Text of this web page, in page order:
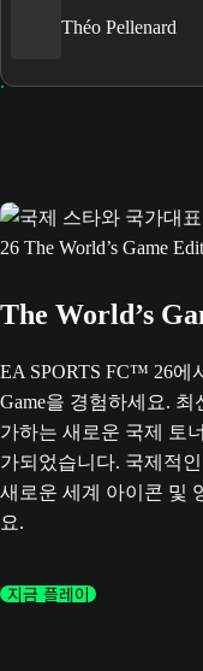
Théo Pellenard
The World’s
EA SPORTS FC™ 26에
Game을 경험하세요.
가하는 새로운 국제 토
가되었습니다. 국제적
새로운 세계 아이콘 및
요.
지금 플레이